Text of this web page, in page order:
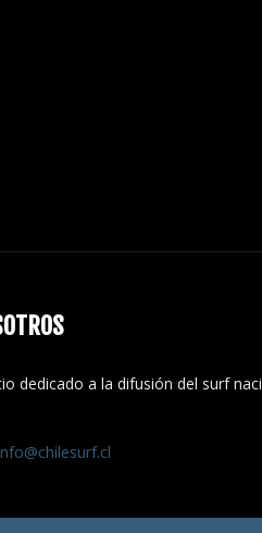
dedicado a la difusión del surf